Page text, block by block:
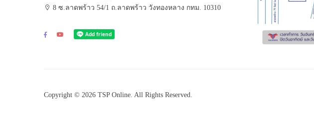
8 ซ.ลาดพร้าว 54/1 ถ.ลาดพร้าว วังทองหลาง กทม. 10310
Copyright © 2026 TSP Online. All Rights Reserved.